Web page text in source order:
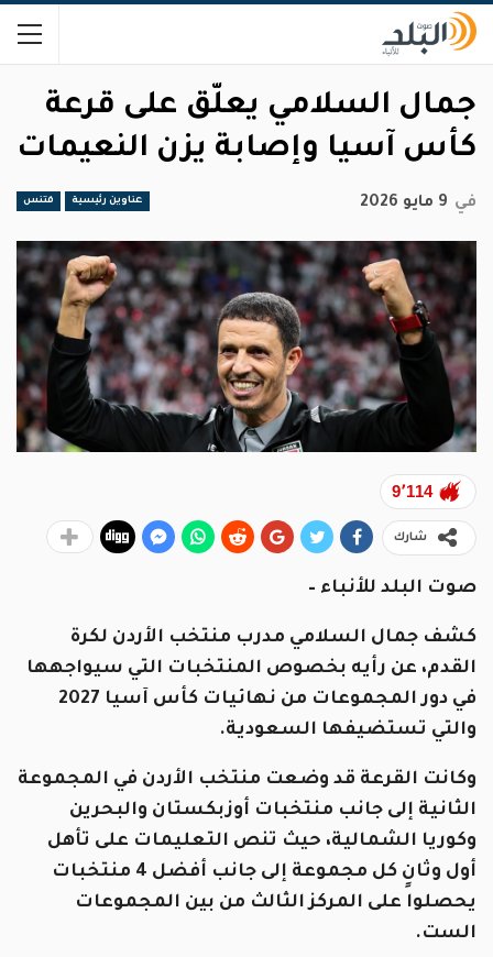
جمال السلامي يعلّق على قرعة
كأس آسيا وإصابة يزن النعيمات
عناوين رئيسية فتنس في 9 مايو 2026
9٬114
شارك
صوت البلد للأنباء –
كشف جمال السلامي مدرب منتخب الأردن لكرة
القدم، عن رأيه بخصوص المنتخبات التي سيواجهها
في دور المجموعات من نهائيات كأس آسيا 2027
والتي تستضيفها السعودية.
وكانت القرعة قد وضعت منتخب الأردن في المجموعة
الثانية إلى جانب منتخبات أوزبكستان والبحرين
وكوريا الشمالية، حيث تنص التعليمات على تأهل
أول وثانٍ كل مجموعة إلى جانب أفضل 4 منتخبات
يحصلوا على المركز الثالث من بين المجموعات
الست.